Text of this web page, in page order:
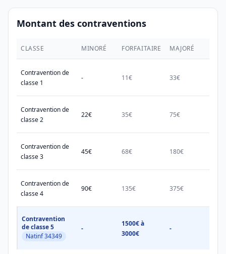
Montant des contraventions
CLASSE MINORÉ FORFAITAIRE MAJORÉ
Contravention de
classe 1
- 11€ 33€
Contravention de
classe 2
22€ 35€ 75€
Contravention de
classe 3
45€ 68€ 180€
Contravention de
classe 4
90€ 135€ 375€
Contravention
de classe 5
Natinf 34349
-
1500€ à
3000€
-